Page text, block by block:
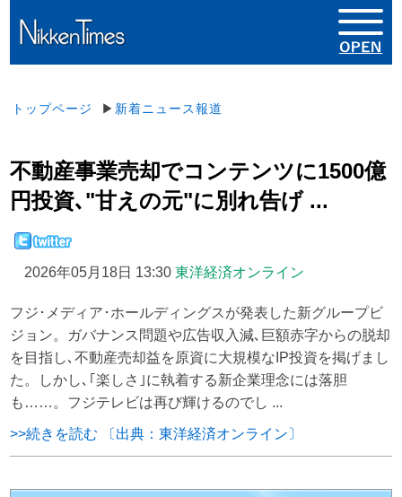
トップページ ▶ 新着ニュース報道
不動産事業売却でコンテンツに1500億
円投資､"甘えの元"に別れ告げ ...
2026年05月18日 13:30 東洋経済オンライン
フジ･メディア･ホールディングスが発表した新グループビ
ジョン。ガバナンス問題や広告収入減､巨額赤字からの脱却
を目指し､不動産売却益を原資に大規模なIP投資を掲げまし
た。しかし､｢楽しさ｣に執着する新企業理念には落胆
も……。フジテレビは再び輝けるのでし ...
>>続きを読む 〔出典：東洋経済オンライン〕